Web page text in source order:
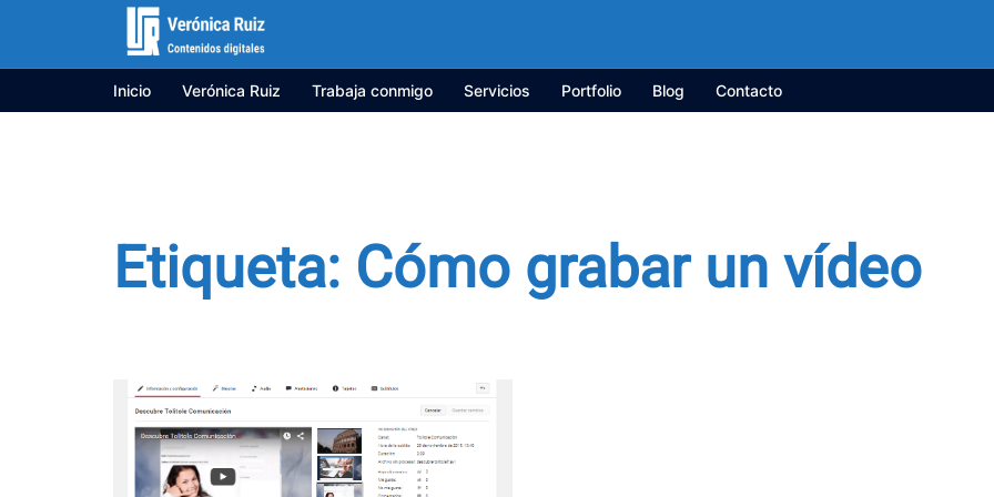
contenido
Inicio Verónica Ruiz Trabaja conmigo Servicios Portfolio Blog Contacto
Etiqueta: Cómo grabar un vídeo